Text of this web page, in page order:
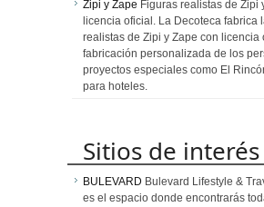
Zipi y Zape Figuras realistas de Zipi
licencia oficial. La Decoteca fabrica
realistas de Zipi y Zape con licencia
fabricación personalizada de los
proyectos especiales como El
para hoteles.
Sitios de interés
BULEVARD Bulevard Lifestyle &
es el espacio donde encontrarás